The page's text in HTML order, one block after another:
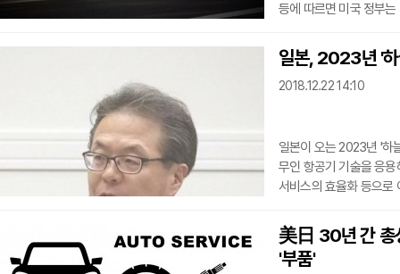
등에 따르면 미국 정부
교체되지 않았다.미국
회사의 올해 리콜 회수
1670만대의 인플레이터
일본, 2023년 '하
2018.12.22 14:10
일본이 오는 2023년 '하늘을 나는
무인 항공기 기술을 응
서비스의 효율화 등으로
자동차 로드맵을 발표
실증시험을 하고 2023년에
국토교통성은 이날 개
美日 30년 간 총
'부품'